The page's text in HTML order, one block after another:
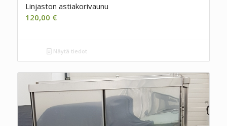
Linjaston astiakorivaunu
120,00 €
Näytä tiedot